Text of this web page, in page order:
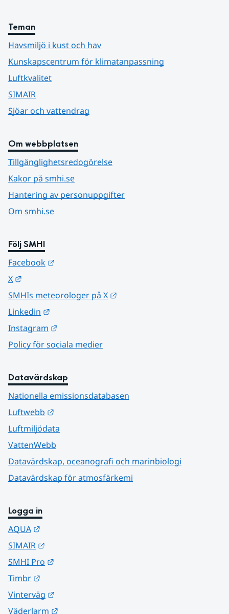
Teman
Havsmiljö i kust och hav
Kunskapscentrum för klimatanpassning
Luftkvalitet
SIMAIR
Sjöar och vattendrag
Om webbplatsen
Tillgänglighetsredogörelse
Kakor på smhi.se
Hantering av personuppgifter
Om smhi.se
Följ SMHI
Facebook
X
SMHIs meteorologer på X
Linkedin
Instagram
Policy för sociala medier
Datavärdskap
Nationella emissionsdatabasen
Luftwebb
Luftmiljödata
VattenWebb
Datavärdskap, oceanografi och marinbiologi
Datavärdskap för atmosfärkemi
Logga in
AQUA
SIMAIR
SMHI Pro
Timbr
Vinterväg
Väderlarm